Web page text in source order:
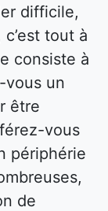
difficile,
tout à
consiste à
vous un
être
vous
périphérie
de